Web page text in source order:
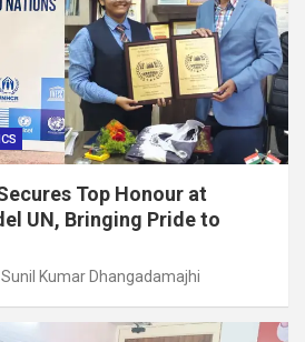
Top Honour at
UN, Bringing Pride to
Sunil Kumar Dhangadamajhi